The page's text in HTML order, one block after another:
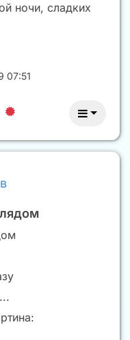
ночи, сладких
07:51